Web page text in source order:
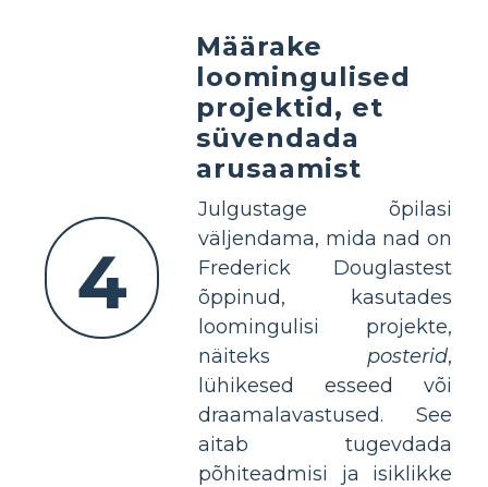
4
Määrake
loomingulised
projektid, et
süvendada
arusaamist
Julgustage õpilasi
väljendama, mida nad on
Frederick Douglastest
õppinud, kasutades
loomingulisi projekte,
näiteks posterid,
lühikesed esseed või
draamalavastused. See
aitab tugevdada
põhiteadmisi ja isiklikke